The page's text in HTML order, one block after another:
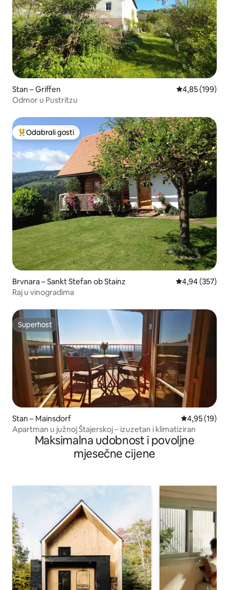
Stan – Griffen Prosječna
4,85 (199)
Odmor u Pustritzu
Među najviše rangiranima s oznakom „Odabrali gosti”
Odabrali gosti
Brvnara – Sankt Stefan ob Stainz Prosječna
4,94 (357)
Raj u vinogradima
Superhost
Superhost
Stan – Mainsdorf Prosječna
4,95 (19)
Apartman u južnoj Štajerskoj – izuzetan i klimatiziran
Maksimalna udobnost i povoljne
mjesečne cijene